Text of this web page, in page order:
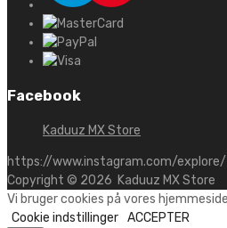
Facebook
Kaduuz MX Store
https://www.instagram.com/
Copyright © 2026 Kaduuz MX Store
Vi bruger cookies på vores
Cookie indstillinger ACCEPTER